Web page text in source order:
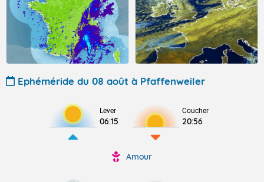
Ephéméride du 08 août à Pfaffenweiler
Lever
06:15
Coucher
20:56
Amour